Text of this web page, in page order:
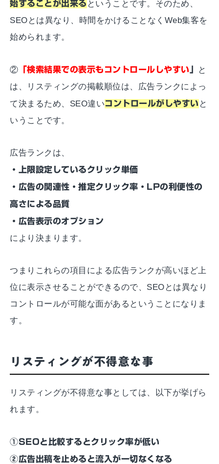
始することが出来る ということです。そのため、
SEOとは異なり、時間をかけることなくWeb集客を
始められます。
② 「検索結果での表示もコントロールしやすい
と
は、リスティングの掲載順位は、広告ランクによっ
て決まるため、SEO違いコントロールがしやすい と
いうことです。
広告ランクは、
・上限設定しているクリック単価
・広告の関連性・推定クリック率・LPの利便性の
高さによる品質
・広告表示のオプション
により決まります。
つまりこれらの項目による広告ランクが高いほど上
位に表示させることができるので、SEOとは異なり
コントロールが可能な面があるということになりま
す。
リスティングが不得意な事
リスティングが不得意な事としては、以下が挙げら
れます。
①SEOと比較するとクリック率が低い
②広告出稿を止めると流入が一切なくなる